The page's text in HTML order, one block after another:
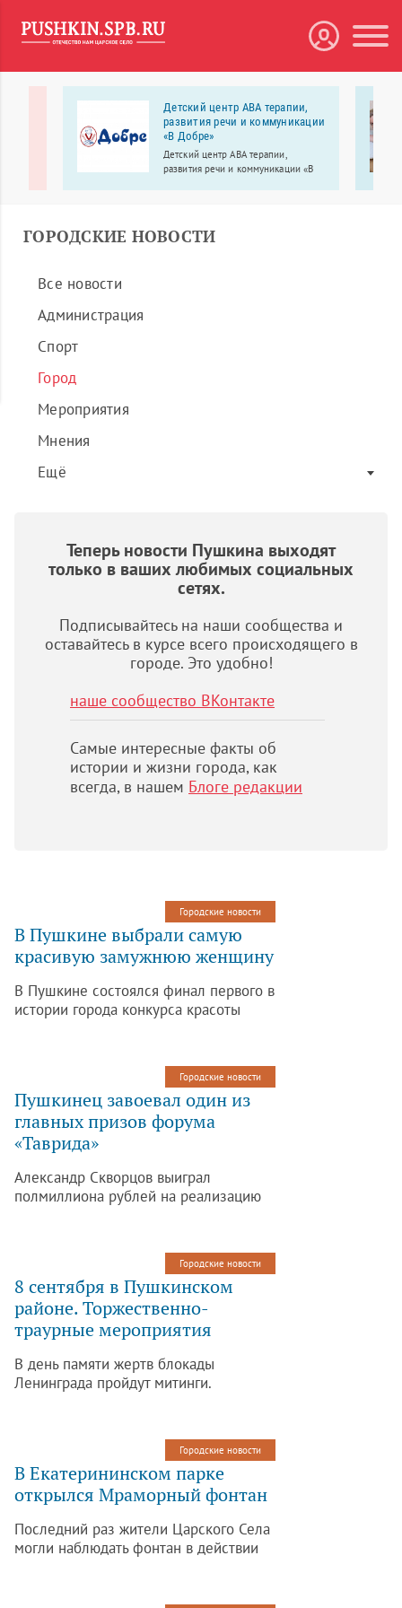
Детский центр АВА терапии,
развития речи и коммуникации
«В Добре»
Детский центр АВА терапии,
развития речи и коммуникации «В
ГОРОДСКИЕ НОВОСТИ
Все новости
Администрация
Спорт
Город
Мероприятия
Мнения
Ещё
Теперь новости Пушкина выходят
только в ваших любимых социальных
сетях.
Подписывайтесь на наши сообщества и
оставайтесь в курсе всего происходящего в
городе. Это удобно!
наше сообщество ВКонтакте
Самые интересные факты об
истории и жизни города, как
всегда, в нашем Блоге редакции
Городские новости
В Пушкине выбрали самую
красивую замужнюю женщину
В Пушкине состоялся финал первого в
истории города конкурса красоты
Городские новости
Пушкинец завоевал один из
главных призов форума
«Таврида»
Александр Скворцов выиграл
полмиллиона рублей на реализацию
Городские новости
8 сентября в Пушкинском
районе. Торжественно-
траурные мероприятия
В день памяти жертв блокады
Ленинграда пройдут митинги.
Городские новости
В Екатерининском парке
открылся Мраморный фонтан
Последний раз жители Царского Села
могли наблюдать фонтан в действии